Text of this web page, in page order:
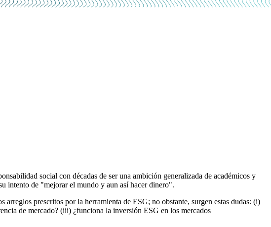
social con décadas de ser una ambición generalizada de académicos y
intento de "mejorar el mundo y aun así hacer dinero".
prescritos por la herramienta de ESG; no obstante, surgen estas dudas: (i)
de mercado? (iii) ¿funciona la inversión ESG en los mercados